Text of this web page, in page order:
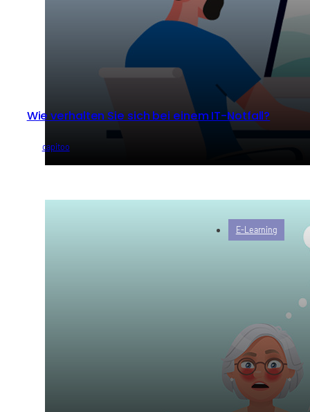
Wie verhalten Sie sich bei einem IT-Notfall?
capitoo
E-Learning